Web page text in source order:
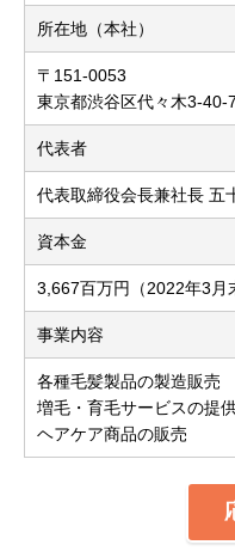
所在地（本社）
〒151-0053
東京都渋谷区代々木3-40-7
代表者
代表取締役会長兼社長 五
資本金
3,667百万円（2022年3月
事業内容
各種毛髪製品の製造販売
増毛・育毛サービスの提
ヘアケア商品の販売